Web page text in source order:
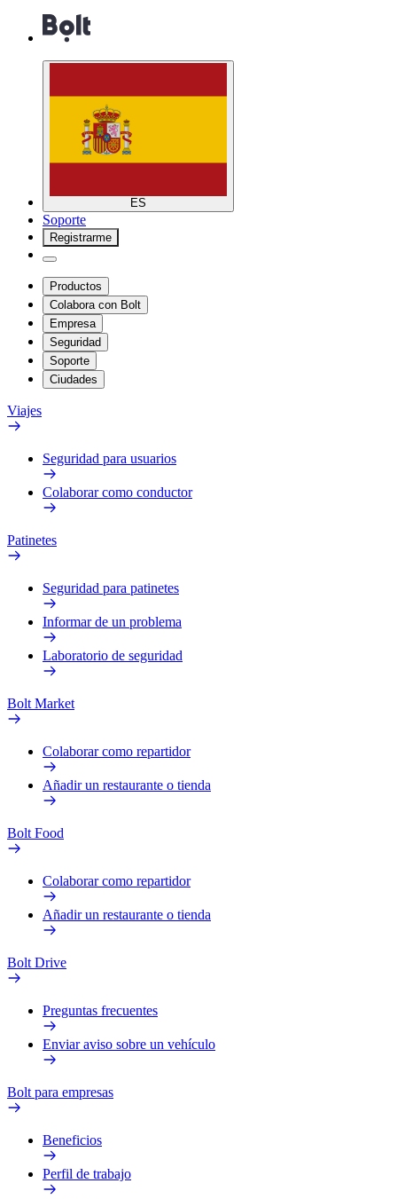
ES
Soporte
Registrarme
Productos
Colabora con Bolt
Empresa
Seguridad
Soporte
Ciudades
Viajes
Seguridad para usuarios
Colaborar como conductor
Patinetes
Seguridad para patinetes
Informar de un problema
Laboratorio de seguridad
Bolt Market
Colaborar como repartidor
Añadir un restaurante o tienda
Bolt Food
Colaborar como repartidor
Añadir un restaurante o tienda
Bolt Drive
Preguntas frecuentes
Enviar aviso sobre un vehículo
Bolt para empresas
Beneficios
Perfil de trabajo